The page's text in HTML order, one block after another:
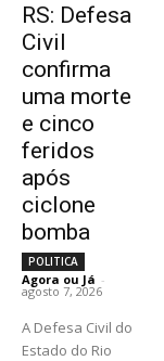
RS: Defesa
Civil
confirma
uma morte
e cinco
feridos
após
ciclone
bomba
POLITICA
Agora ou Já -
agosto 7, 2026
A Defesa Civil do
Estado do Rio